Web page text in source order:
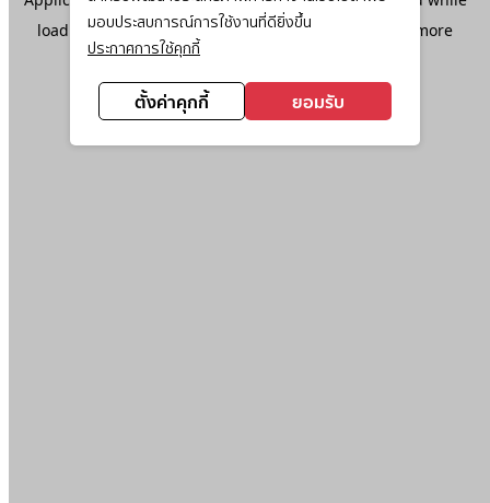
มอบประสบการณ์การใช้งานที่ดียิ่งขึ้น
ประกาศการใช้คุกกี้
ตั้งค่าคุกกี้ ยอมรับ
loadingwww.ktc.co.th(see the browser console
for more
information).